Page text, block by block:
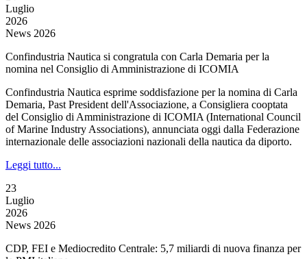
Luglio
2026
News 2026
Confindustria Nautica si congratula con Carla Demaria per la
nomina nel Consiglio di Amministrazione di ICOMIA
Confindustria Nautica esprime soddisfazione per la nomina di Carla
Demaria, Past President dell'Associazione, a Consigliera cooptata
del Consiglio di Amministrazione di ICOMIA (International Council
of Marine Industry Associations), annunciata oggi dalla Federazione
internazionale delle associazioni nazionali della nautica da diporto.
Leggi tutto...
23
Luglio
2026
News 2026
CDP, FEI e Mediocredito Centrale: 5,7 miliardi di nuova finanza per